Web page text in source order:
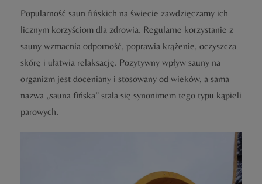
Popularność saun fińskich na świecie zawdzięczamy ich
licznym korzyściom dla zdrowia. Regularne korzystanie z
sauny wzmacnia odporność, poprawia krążenie, oczyszcza
skórę i ułatwia relaksację. Pozytywny wpływ sauny na
organizm jest doceniany i stosowany od wieków, a sama
nazwa „sauna fińska” stała się synonimem tego typu kąpieli
parowych.